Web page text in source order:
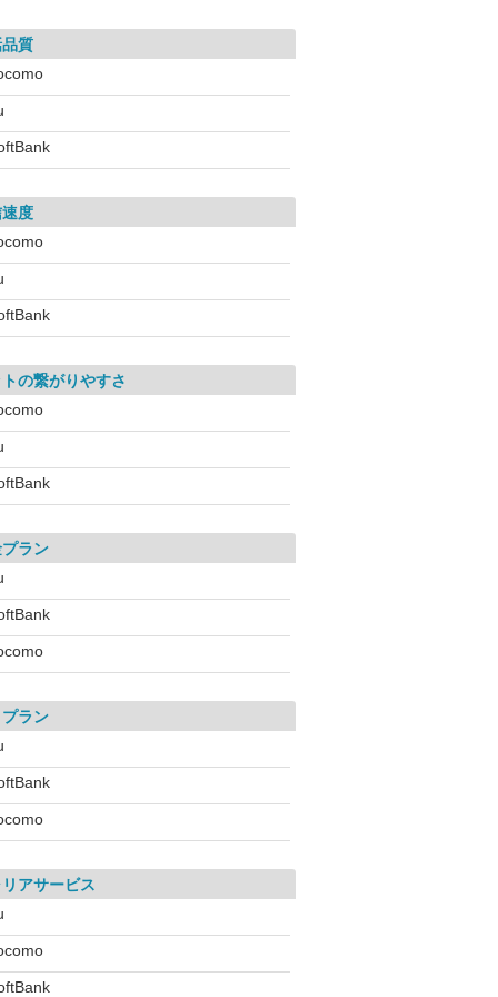
質
度
の繋がりやすさ
ラン
ラン
アサービス